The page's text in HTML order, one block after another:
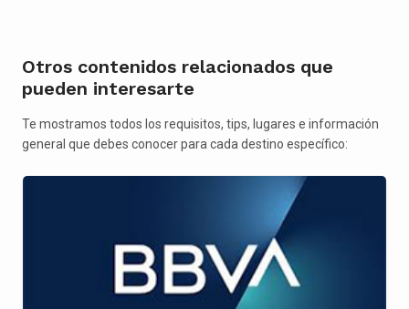
Otros contenidos relacionados que
pueden interesarte
Te mostramos todos los requisitos, tips, lugares e información
general que debes conocer para cada destino específico: